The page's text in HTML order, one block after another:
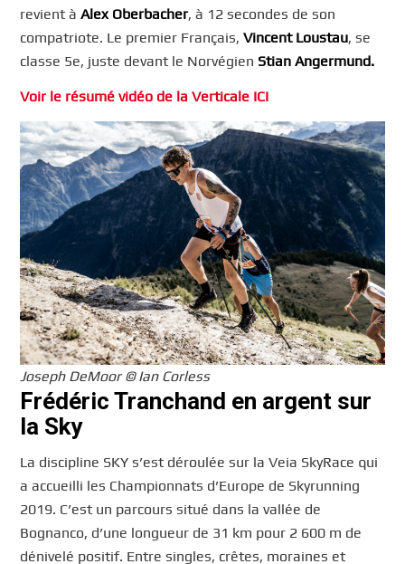
revient àAlex Oberbacher, à 12 secondes de son
compatriote. Le premier Français,Vincent Loustau, se
classe 5e, juste devant le Norvégien Stian Angermund.
Voir le résumé vidéo de la Verticale ICI
Joseph DeMoor © Ian Corless
Frédéric Tranchand en argent sur
la Sky
La discipline SKY s’est déroulée sur la Veia SkyRace qui
a accueilli les Championnats d’Europe de Skyrunning
2019. C’est un parcours situé dans la vallée de
Bognanco, d’une longueur de 31 km pour 2 600 m de
dénivelé positif. Entre singles, crêtes, moraines et